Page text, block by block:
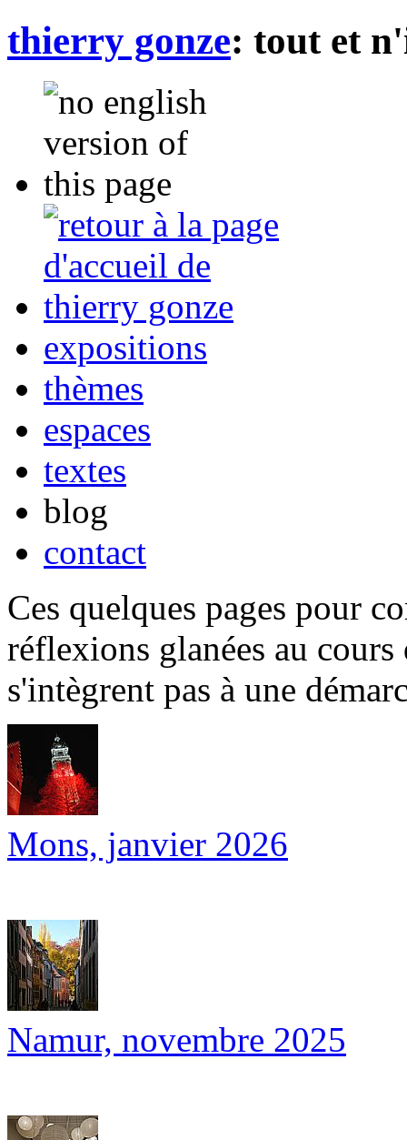
thierry gonze: tout et
expositions
thèmes
espaces
textes
blog
contact
Ces quelques pages pour
réflexions glanées au
s'intègrent pas à une
Mons, janvier 2026
Namur, novembre 2025